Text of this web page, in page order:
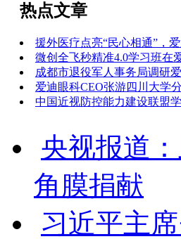
热点文章
援外医疗点亮“民心相通”，
微创全飞秒精准4.0学习班在
成都市退役军人事务局调研
爱迪眼科CEO张游四川大学
中国近视防控能力建设联盟
央视报道
角膜捐献
习近平主